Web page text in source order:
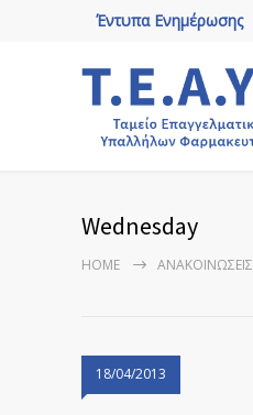
Έντυπα Ενημέρωσης
Wednesday
HOME ΑΝΑΚΟΙΝΏΣΕΙΣ
18/04/2013